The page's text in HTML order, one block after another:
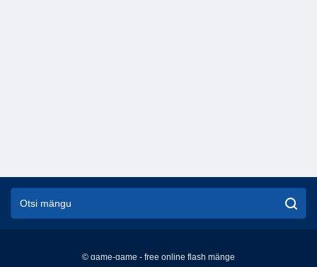
© game-game - free online flash mänge